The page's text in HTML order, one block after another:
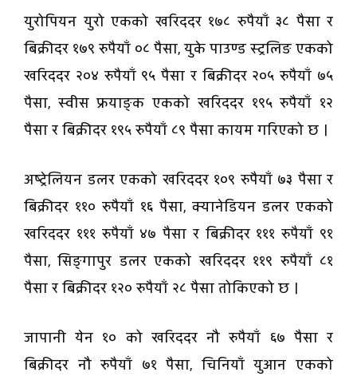
युरोपियन युरो एकको खरिददर १७८ रुपैयाँ ३८ पैसा र
बिक्रीदर १७९ रुपैयाँ ०८ पैसा, युके पाउण्ड स्ट्रलिङ एकको
खरिददर २०४ रुपैयाँ ९५ पैसा र बिक्रीदर २०५ रुपैयाँ ७५
पैसा, स्वीस फ्रयाङ्क एकको खरिददर १९५ रुपैयाँ १२
पैसा र बिक्रीदर १९५ रुपैयाँ ८९ पैसा कायम गरिएको छ ।
अष्ट्रेलियन डलर एकको खरिददर १०९ रुपैयाँ ७३ पैसा र
बिक्रीदर ११० रुपैयाँ १६ पैसा, क्यानेडियन डलर एकको
खरिददर १११ रुपैयाँ ४७ पैसा र बिक्रीदर १११ रुपैयाँ ९१
पैसा, सिङ्गापुर डलर एकको खरिददर ११९ रुपैयाँ ८१
पैसा र बिक्रीदर १२० रुपैयाँ २८ पैसा तोकिएको छ ।
जापानी येन १० को खरिददर नौ रुपैयाँ ६७ पैसा र
बिक्रीदर नौ रुपैयाँ ७१ पैसा, चिनियाँ युआन एकको